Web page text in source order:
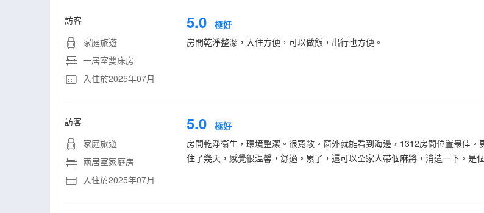
訪客
家庭旅遊
一居室雙床房
入住於2025年07月
5.0 極好
房間乾淨整潔，入住方便，可以做飯，出行也方便。
訪客
家庭旅遊
兩居室家庭房
入住於2025年07月
5.0 極好
房間乾淨衞生，環境整潔。很寬敞。窗外就能看到海邊，1312房間位置最佳
住了幾天，感覺很温馨，舒適。累了，還可以全家人帶個麻將，消遣一下。是